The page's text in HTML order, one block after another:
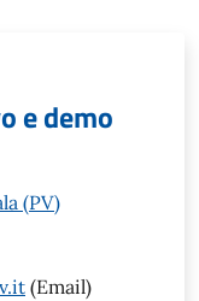
e demo
(PV)
(Email)